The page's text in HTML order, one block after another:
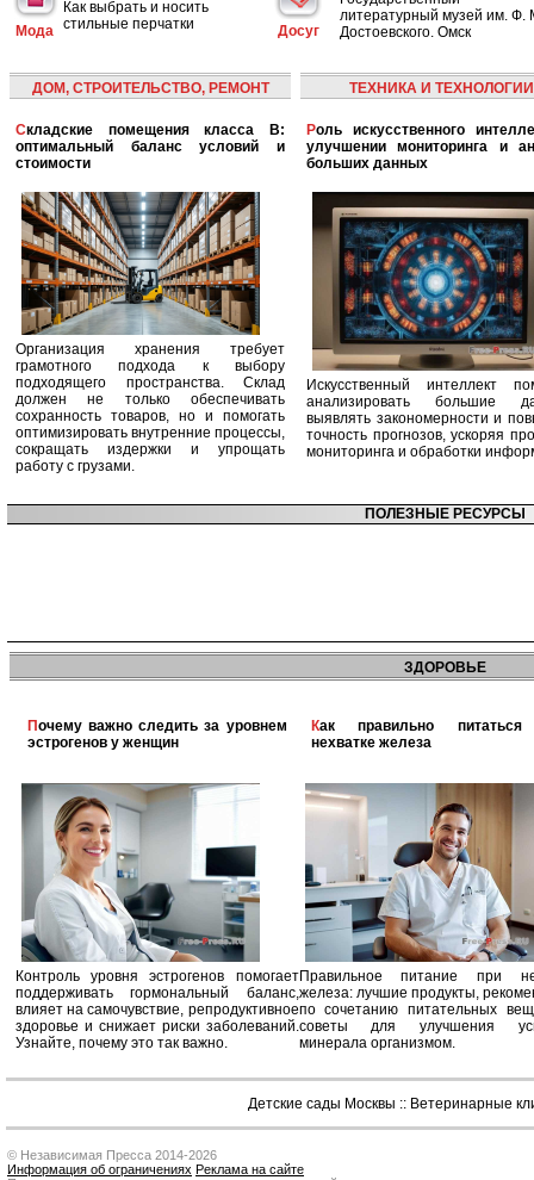
Мода
Как выбрать и носить
стильные перчатки
Досуг
литературный музей им. Ф.
Достоевского. Омск
ДОМ, СТРОИТЕЛЬСТВО, РЕМОНТ
Складские помещения класса B:
оптимальный баланс условий и
стоимости
Организация хранения требует
грамотного подхода к выбору
подходящего пространства. Склад
должен не только обеспечивать
сохранность товаров, но и помогать
оптимизировать внутренние процессы,
сокращать издержки и упрощать
работу с грузами.
ТЕХНИКА И ТЕХНОЛОГИИ
Роль искусственного интеллекта в
улучшении мониторинга и
больших данных
Искусственный интеллект
анализировать большие
выявлять закономерности и
точность прогнозов, ускоряя
мониторинга и обработки
ПОЛЕЗНЫЕ РЕСУРСЫ
ЗДОРОВЬЕ
Почему важно следить за уровнем
эстрогенов у женщин
Контроль уровня эстрогенов помогает
поддерживать гормональный баланс,
влияет на самочувствие, репродуктивное
здоровье и снижает риски заболеваний.
Узнайте, почему это так важно.
Как правильно питаться при
нехватке железа
Правильное питание при
железа: лучшие продукты,
по сочетанию питательных
советы для улучшения
минерала организмом.
Детские сады Москвы :: Ветеринарные
© Независимая Пресса 2014-2026
Информация об ограничениях Реклама на сайте